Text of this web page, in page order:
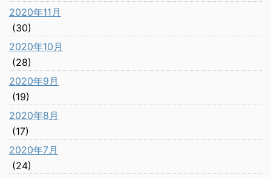
2020年11月
(30)
2020年10月
(28)
2020年9月
(19)
2020年8月
(17)
2020年7月
(24)